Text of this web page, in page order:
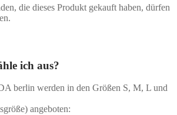
die dieses Produkt gekauft haben, dürfen
ich aus?
berlin werden in den Größen S, M, L und
angeboten: